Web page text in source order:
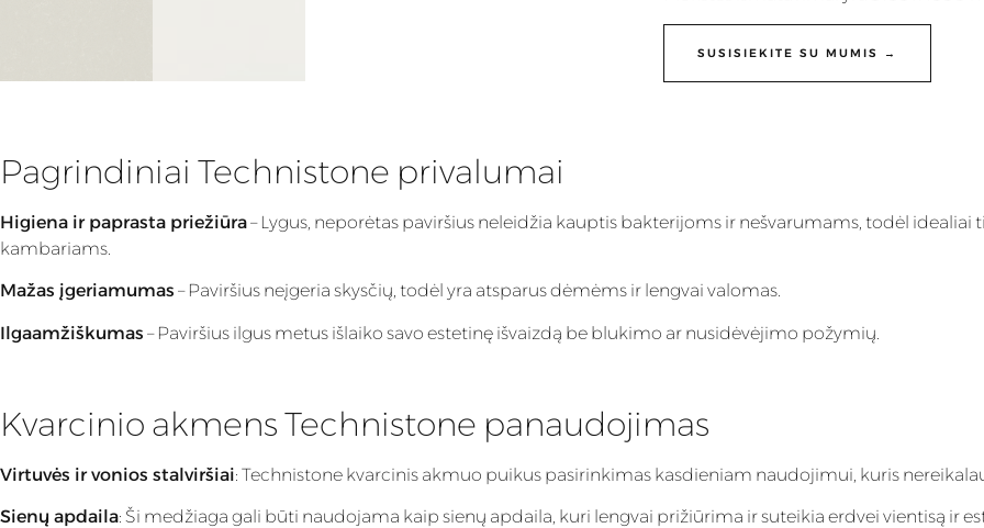
SUSISIEKITE SU MUMIS →
Pagrindiniai Technistone privalumai
Higiena ir paprasta priežiūra– Lygus, neporėtas paviršius neleidžia kauptis bakterijoms ir nešvarumams, todėl idealiai
kambariams.
Mažas įgeriamumas – Paviršius neįgeria skysčių, todėl yra atsparus dėmėms ir lengvai valomas.
Ilgaamžiškumas – Paviršius ilgus metus išlaiko savo estetinę išvaizdą be blukimo ar nusidėvėjimo požymių.
Kvarcinio akmens Technistone panaudojimas
Virtuvės ir vonios stalviršiai: Technistone kvarcinis akmuo puikus pasirinkimas kasdieniam naudojimui, kuris
Sienų apdaila: Ši medžiaga gali būti naudojama kaip sienų apdaila, kuri lengvai prižiūrima ir suteikia erdvei vientisą ir